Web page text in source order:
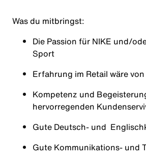
Was du mitbringst:
Die Passion für NIKE und/
Sport
Erfahrung im Retail wäre
Kompetenz und
hervorregenden
Gute Deutsch- und
Gute Kommunikations- und